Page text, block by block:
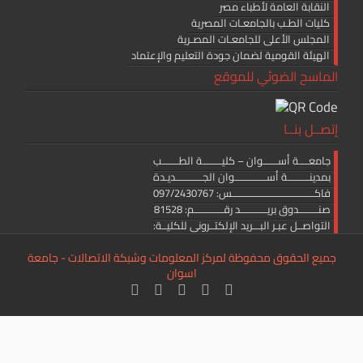
النقابة العامة لأطباء مصر
كليات الطـب بالجامعـات المصرية
المجلس الأعلى للجامعـات المصـرية
الهيئة القومية لضمان جودة التعليم والإعتماد
الماسح الضوئي للموقع
إتصــل بنــا
جامعــــة أســــــوان – كليــــــــة الطـــــــب
بمدينـــــــــة أســـــــــــــوان الجـــــــــــديـدة
فاكــــــــــــــــــــــــــــــــــس: 097/2430767
صنــــــــدوق بريـــــــــــد رقــــــــــــم: 81528
التواصــل عبـر البـــريد الإلكتــرونى للكليــة:
جميع الحقوق محفوظة لمركز المعلومات وشبكة الاتصالات - جامعة
اسوان